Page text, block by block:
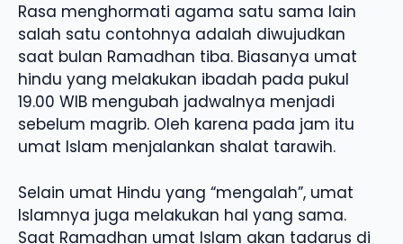
Rasa menghormati agama satu sama lain
salah satu contohnya adalah diwujudkan
saat bulan Ramadhan tiba. Biasanya umat
hindu yang melakukan ibadah pada pukul
19.00 WIB mengubah jadwalnya menjadi
sebelum magrib. Oleh karena pada jam itu
umat Islam menjalankan shalat tarawih.
Selain umat Hindu yang “mengalah”, umat
Islamnya juga melakukan hal yang sama.
Saat Ramadhan umat Islam akan tadarus di